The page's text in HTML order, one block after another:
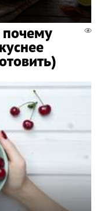
почему